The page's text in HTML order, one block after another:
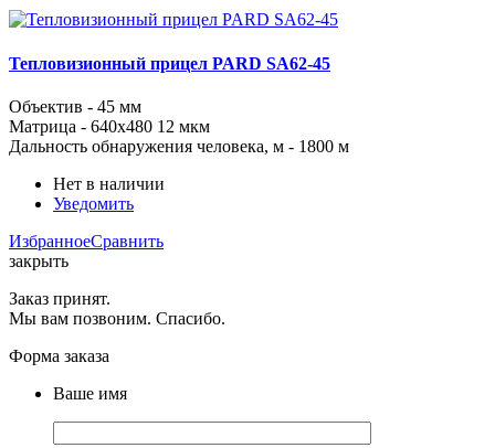
Тепловизионный прицел PARD SA62-45
Объектив - 45 мм
Матрица - 640x480 12 мкм
Дальность обнаружения человека, м - 1800 м
Нет в наличии
Уведомить
ИзбранноеСравнить
закрыть
Заказ принят.
Мы вам позвоним. Спасибо.
Форма заказа
Ваше имя